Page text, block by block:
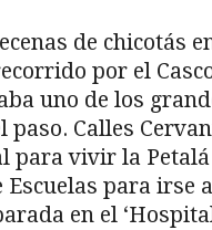
de chicotás
por el
uno de los
paso. Calles
para vivir la
Escuelas para irse
en el